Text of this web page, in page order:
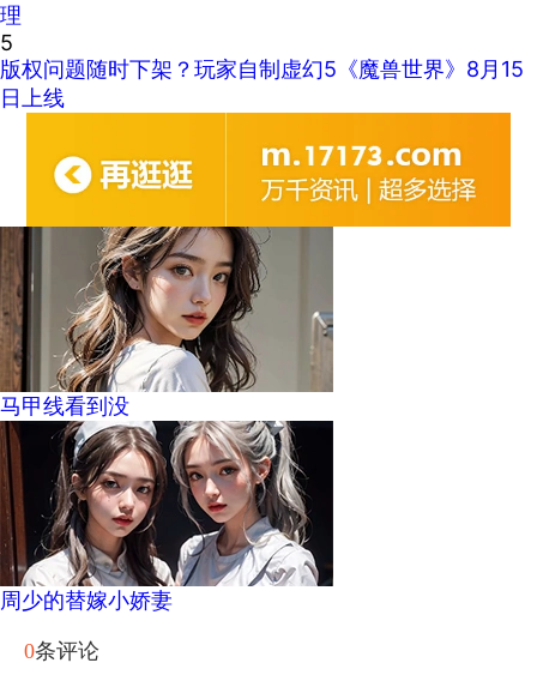
理
5
版权问题随时下架？玩家自制虚幻5《魔兽世界》8月15
日上线
马甲线看到没
周少的替嫁小娇妻
0条评论